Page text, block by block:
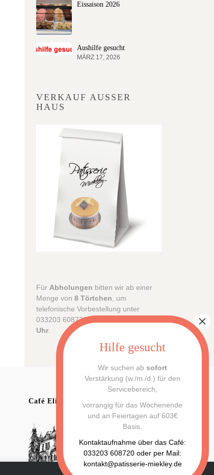
Eissaison 2026
Aushilfe gesucht
MÄRZ 17, 2026
VERKAUF AUSSER H
AUS
Für Abholungen bitten wir ab einer
Menge von 8 Törtchen , um
telefonische Vorbestellung unter
033203 608720
Uhr.
Café Elisabeth
Wir suchen ab sofort
Verstärkung (w./m./d.) für den
Servicebereich,
vorrangig für das Wochenende
und an Feiertagen auf 603€
Basis.
Kontaktaufnahme über das Café:
033203 608720 oder per Mail:
kontakt@patisserie-miekley.de